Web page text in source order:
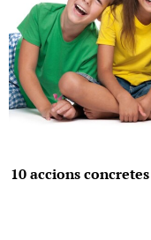
10 accions